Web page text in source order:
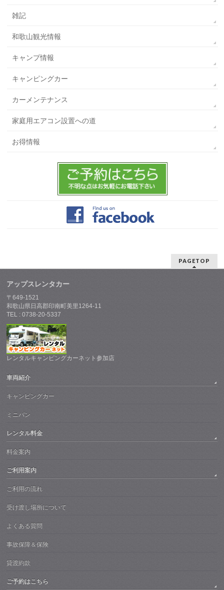
雑記
和歌山観光情報
キャンプ情報
キャンピングカー
カーメンテナンス
家庭用エアコン設置への道
お得情報
PAGETOP
アップスレンタカー
〒649-1521
和歌山県日高郡印南町美里1264-11
TEL : 0738-20-5337
レンタルキャンピングカーネット参加店
車両紹介
キャンピングカー
ミニバン
レンタル料金
料金案内
ご利用案内
ご利用の流れ
受け渡し場所について
よくある質問
事故保障＆保険
貸渡約款
ご予約はこちら